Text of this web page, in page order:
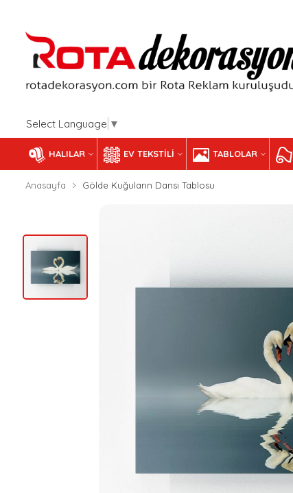
Select Language ▼
HALILAR EV TEKSTILI TABLOLAR
Anasayfa Gölde Kuğuların Dansı Tablosu